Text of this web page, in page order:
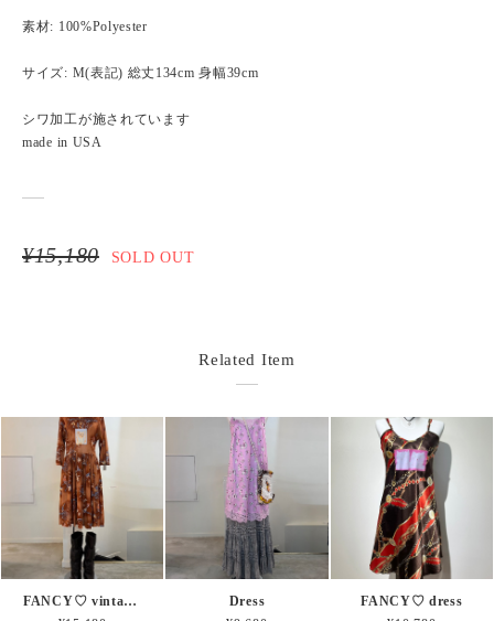
素材: 100%Polyester
サイズ: M(表記) 総丈134cm 身幅39cm
シワ加工が施されています
made in USA
¥15,180 SOLD OUT
Related Item
FANCY♡ vintage dress
Dress
FANCY♡ dress